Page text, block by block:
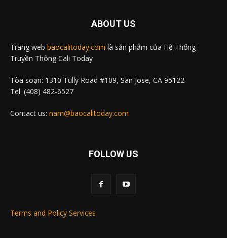
ABOUT US
Trang web baocalitoday.com là sản phẩm của Hệ Thống
Truyền Thông Cali Today
Tòa soạn: 1310 Tully Road #109, San Jose, CA 95122
Tel: (408) 482-6527
Contact us: nam@baocalitoday.com
FOLLOW US
Terms and Policy Services